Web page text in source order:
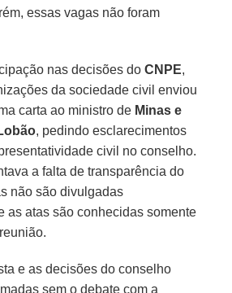
essas vagas não foram
nas decisões doCNPE,
da sociedade civil enviou
carta ao ministro de Minas e
, pedindo esclarecimentos
civil no conselho.
a falta de transparência do
não são divulgadas
as atas são conhecidas somente
e as decisões do conselho
sem o debate com a